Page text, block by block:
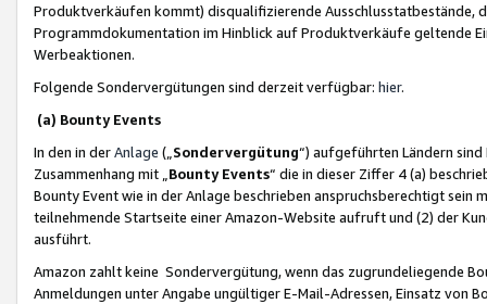
Produktverkäufen kommt) disqualifizierende Ausschlusstatbestände,
Programmdokumentation im Hinblick auf Produktverkäufe geltende
Werbeaktionen.
Folgende Sondervergütungen sind derzeit verfügbar: hier.
(a) Bounty Events
In den in derAnlage („ Sondervergütung“) aufgeführten Ländern
Zusammenhang mit „ Bounty Events“ die in dieser Ziffer 4 (a)
Bounty Event wie in der Anlage beschrieben anspruchsberechtigt sein
teilnehmende Startseite einer Amazon-Website aufruft und (2) der
ausführt.
Amazon zahlt keine Sondervergütung, wenn das zugrundeliegende
Anmeldungen unter Angabe ungültiger E-Mail-Adressen, Einsatz von